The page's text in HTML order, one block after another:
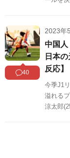
40
2023年
中国人
日本
反応】
今季J1
溢れる
涼太郎